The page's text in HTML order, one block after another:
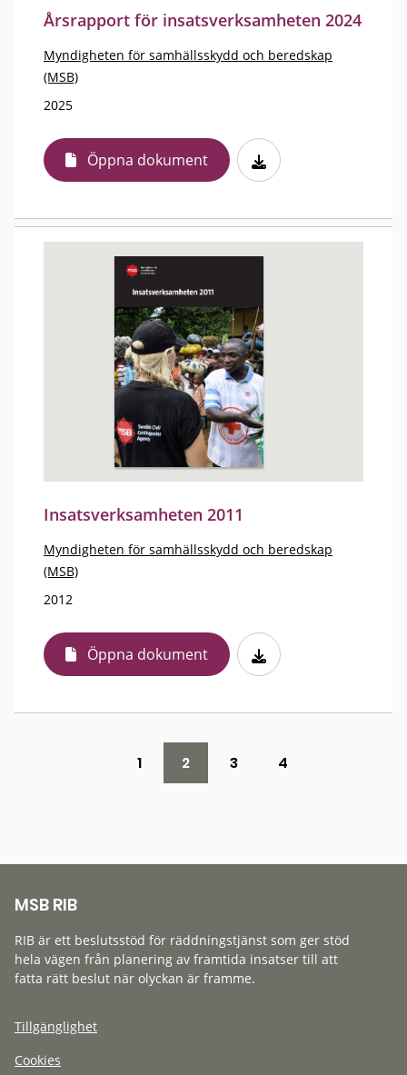
Årsrapport för insatsverksamheten 2024
Myndigheten för samhällsskydd och beredskap
(MSB)
2025
Öppna dokument
Insatsverksamheten 2011
Myndigheten för samhällsskydd och beredskap
(MSB)
2012
Öppna dokument
1 2 3 4
MSB RIB
RIB är ett beslutsstöd för räddningstjänst som ger stöd
hela vägen från planering av framtida insatser till att
fatta rätt beslut när olyckan är framme.
Tillgänglighet
Cookies